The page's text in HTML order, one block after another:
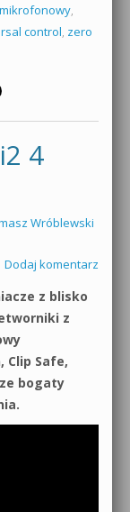
,
control, zero
4
Wróblewski
Dodaj komentarz
z blisko
z
Clip Safe,
bogaty